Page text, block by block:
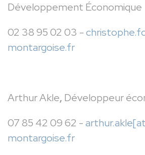
Développement Économique
02 38 95 02 03 -
montargoise.fr
Arthur Akle, Développeur
07 85 42 09 62 -
montargoise.fr